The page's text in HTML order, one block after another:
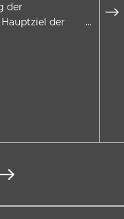
der
der